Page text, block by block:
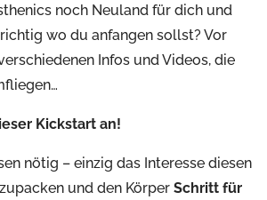
noch Neuland für dich und
wo du anfangen sollst? Vor
Infos und Videos, die
Kickstart an!
nötig – einzig das Interesse diesen
und den Körper Schritt für